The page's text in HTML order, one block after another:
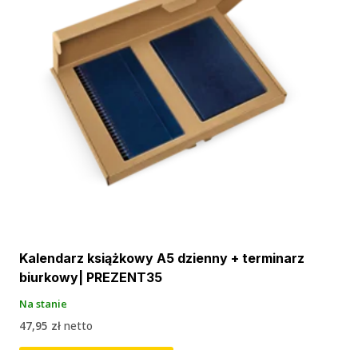
Kalendarz książkowy A5 dzienny + terminarz
biurkowy| PREZENT35
Na stanie
47,95 zł netto